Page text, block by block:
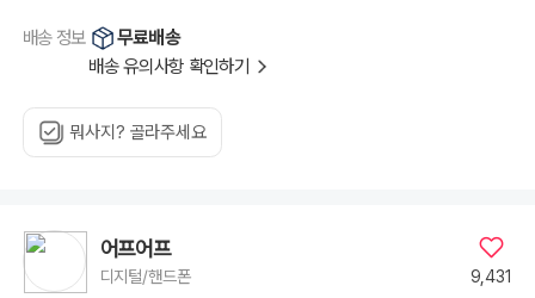
배송 정보
무료배송
배송 유의사항 확인하기
뭐사지? 골라주세요
어프어프
디지털/핸드폰 9,431